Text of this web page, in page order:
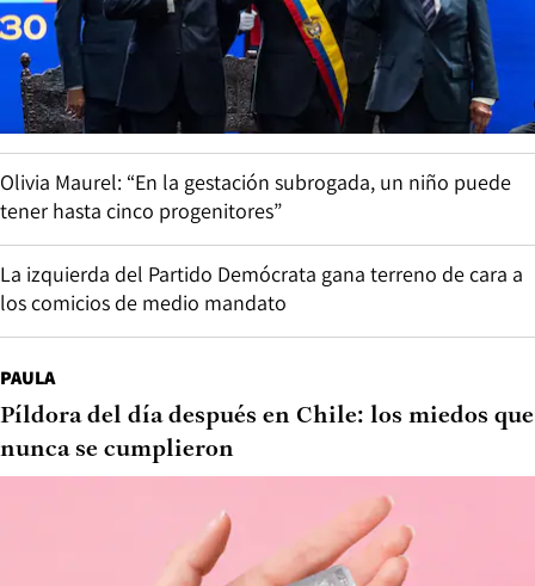
Olivia Maurel: “En la gestación subrogada, un niño puede
tener hasta cinco progenitores”
La izquierda del Partido Demócrata gana terreno de cara a
los comicios de medio mandato
PAULA
Píldora del día después en Chile: los miedos que
nunca se cumplieron